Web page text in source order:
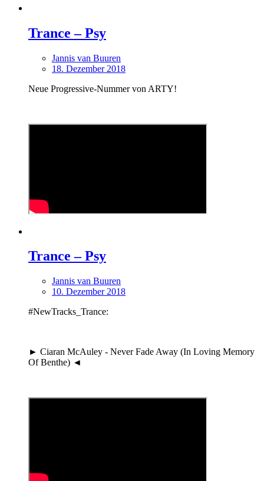
Trance – Psy
Jannis van Buuren
18. Dezember 2018
Neue Progressive-Nummer von ARTY!
Trance – Psy
Jannis van Buuren
10. Dezember 2018
#NewTracks_Trance:
► Ciaran McAuley - Never Fade Away (In Loving Memory
Of Benthe) ◄